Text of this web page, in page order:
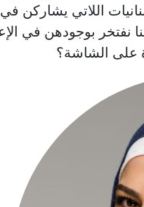
اللاتي
نفتخر بوجودهن
على الشاشة؟